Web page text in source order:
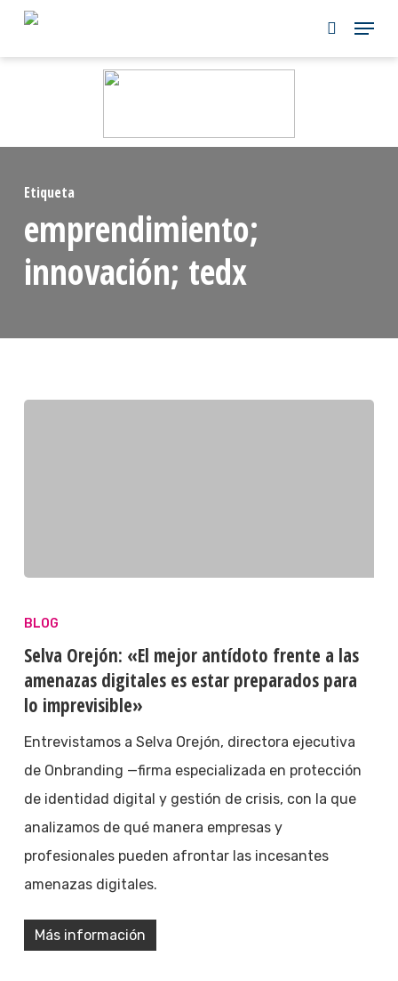
Skip
Etiqueta
emprendimiento;
innovación; tedx
BLOG
Selva Orejón: «El mejor antídoto frente a las
amenazas digitales es estar preparados para
lo imprevisible»
Entrevistamos a Selva Orejón, directora ejecutiva
de Onbranding —firma especializada en protección
de identidad digital y gestión de crisis, con la que
analizamos de qué manera empresas y
profesionales pueden afrontar las incesantes
amenazas digitales.
Más información